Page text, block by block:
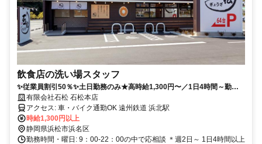
飲食店の洗い場スタッフ
✨従業員割引50％✨土日勤務のみ★高時給1,300円〜／1日4時間～勤務
可／未経験歓迎＆交通費支給！
有限会社石松 石松本店
アクセス: 車・バイク通勤OK 遠州鉄道 浜北駅
時給1,300円以上
静岡県浜松市浜名区
勤務時間・曜日: 9：00-22：00の中で応相談 ＊週2日～ 1日4時間以上